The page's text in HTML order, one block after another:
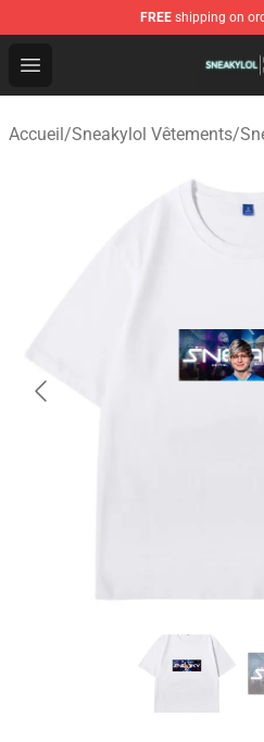
FREE shipping on
Open menu
Sneakylol Shop - Official
Accueil/Sneakylol Vêtements/